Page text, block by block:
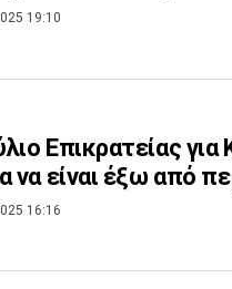
19:10
Επικρατείας
να είναι έξω από
16:16